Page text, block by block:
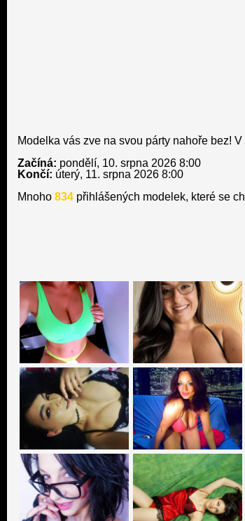
Modelka vás zve na svou párty nahoře bez!
Začíná: pondělí, 10. srpna 2026 8:00
Končí: úterý, 11. srpna 2026 8:00
Mnoho 834 přihlášených modelek, které se